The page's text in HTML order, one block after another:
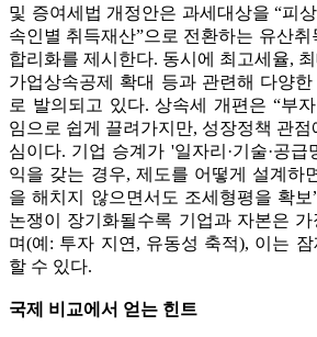
및 증여세법 개정안은 과세대상을 “피
속인별 취득재산”으로 전환하는 유산취
합리화를 제시한다. 동시에 최고세율,
가업상속공제 확대 등과 관련해 다양
로 발의되고 있다. 상속세 개편은 “부
임으로 쉽게 끌려가지만, 성장정책 관
심이다. 기업 승계가 '일자리·기술·공급
익을 갖는 경우, 제도를 어떻게 설계하
을 해치지 않으면서도 조세형평을 확보
논쟁이 장기화될수록 기업과 자본은 가
며(예: 투자 지연, 유동성 축적), 이는
할 수 있다.
국제 비교에서 얻는 힌트